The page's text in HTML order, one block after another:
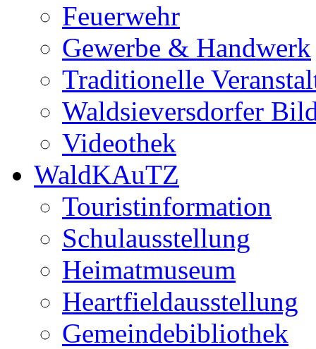
Feuerwehr
Gewerbe & Handwerk
Traditionelle
Waldsieversdorfer
Videothek
WaldKAuTZ
Touristinformation
Schulausstellung
Heimatmuseum
Heartfieldausstellung
Gemeindebibliothek